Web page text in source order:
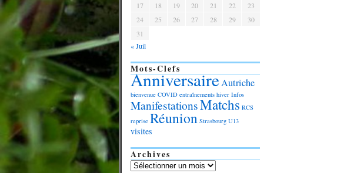
17
18 19 20 21 22
23
24
25 26 27 28 29
30
31
« Juil
Mots-Clefs
AnniversaireAutriche
bienvenue COVID entraînements hiver Infos
ManifestationsMatchs RCS
reprise Réunion Strasbourg U13
visites
Archives